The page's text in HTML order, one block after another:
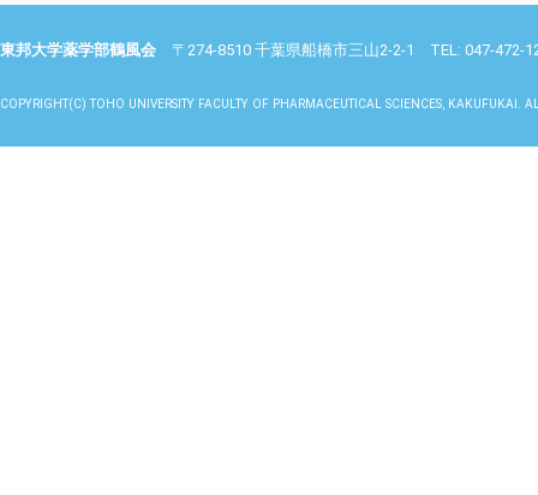
東邦大学薬学部鶴風会 〒274-8510 千葉県船橋市三山2-2-1 TEL: 047-472-
COPYRIGHT(C) TOHO UNIVERSITY FACULTY OF PHARMACEUTICAL SCIENCES, KAKUFUKAI.